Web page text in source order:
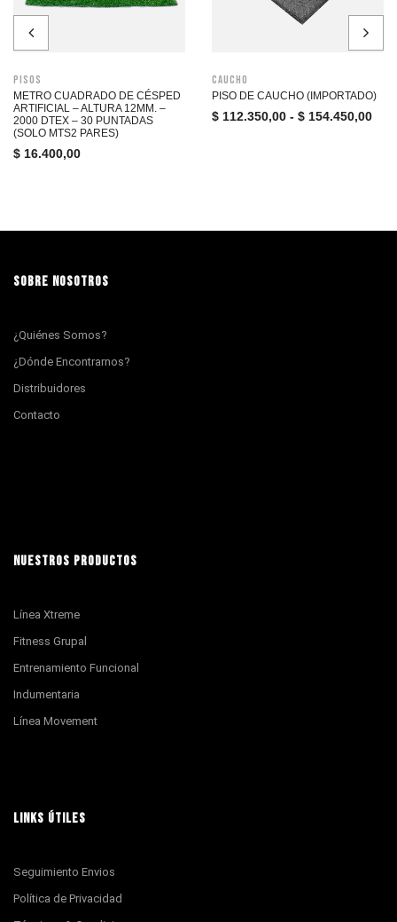
Pisos
METRO CUADRADO DE CÉSPED
ARTIFICIAL – ALTURA 12MM. –
2000 DTEX – 30 PUNTADAS
(SOLO MTS2 PARES)
$ 16.400,00
Caucho
PISO DE CAUCHO (IMPORTADO)
$ 112.350,00 - $ 154.450,00
SOBRE NOSOTROS
¿Quiénes Somos?
¿Dónde Encontrarnos?
Distribuidores
Contacto
NUESTROS PRODUCTOS
Línea Xtreme
Fitness Grupal
Entrenamiento Funcional
Indumentaria
Línea Movement
LINKS ÚTILES
Seguimiento Envios
Política de Privacidad